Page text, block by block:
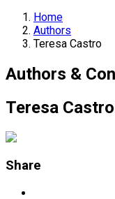
Home
Authors
Teresa Castro
Authors &
Teresa Castro
Share